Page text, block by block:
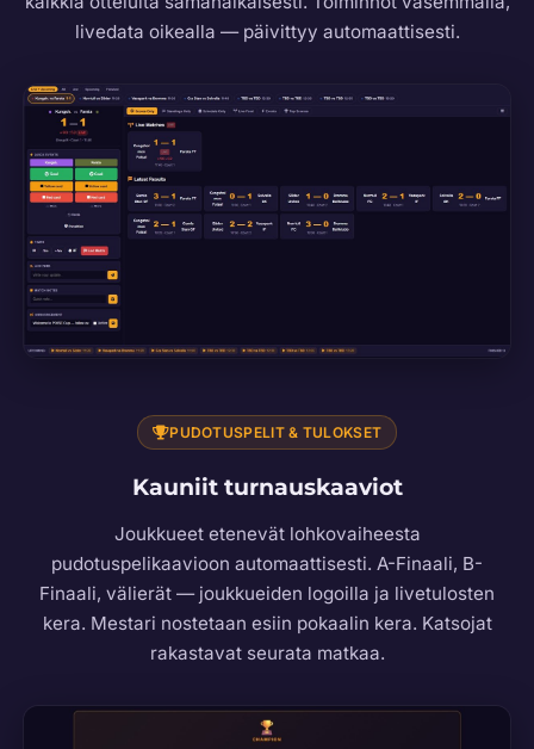
livedata oikealla — päivittyy automaattisesti.
PUDOTUSPELIT & TULOKSET
Kauniit turnauskaaviot
Joukkueet etenevät lohkovaiheesta
pudotuspelikaavioon automaattisesti. A-Finaali, B-
Finaali, välierät — joukkueiden logoilla ja livetulosten
kera. Mestari nostetaan esiin pokaalin kera. Katsojat
rakastavat seurata matkaa.